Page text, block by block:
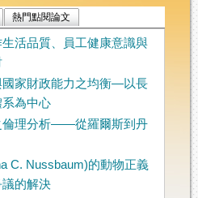
熱門點閱論文
活品質、員工健康意識與
國家財政能力之均衡—以長
為中心
倫理分析――從羅爾斯到丹
C. Nussbaum)的動物正義
的解決